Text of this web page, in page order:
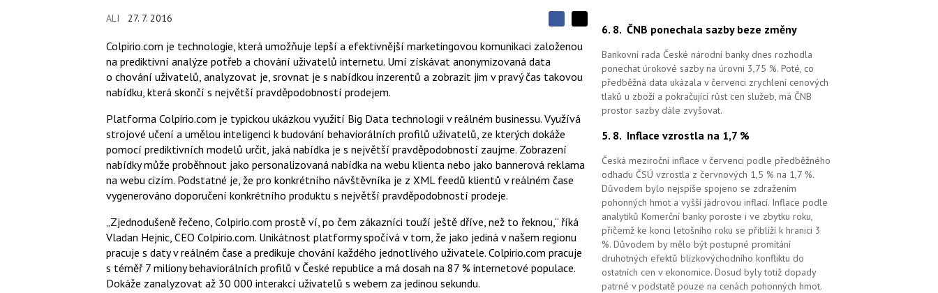
ALI 27. 7. 2016
S
d
í
l
t
S
í
j
a
F
c
e
b
o
u
í
j
n
a
i
Colpirio.com je technologie, která umožňuje lepší a efektivnější marketingovou komunikaci založenou
na prediktivní analýze potřeb a chování uživatelů internetu. Umí získávat anonymizovaná data
o chování uživatelů, analyzovat je, srovnat je s nabídkou inzerentů a zobrazit jim v pravý čas takovou
nabídku, která skončí s největší pravděpodobností prodejem.
Platforma Colpirio.com je typickou ukázkou využití Big Data technologii v reálném businessu. Využívá
strojové učení a umělou inteligenci k budování behaviorálních profilů uživatelů, ze kterých dokáže
pomocí prediktivních modelů určit, jaká nabídka je s největší pravděpodobností zaujme. Zobrazení
nabídky může proběhnout jako personalizovaná nabídka na webu klienta nebo jako bannerová reklama
na webu cizím. Podstatné je, že pro konkrétního návštěvníka je z XML feedů klientů v reálném čase
vygenerováno doporučení konkrétního produktu s největší pravděpodobností prodeje.
„Zjednodušeně řečeno, Colpirio.com prostě ví, po čem zákazníci touží ještě dříve, než to řeknou,“ říká
Vladan Hejnic, CEO Colpirio.com. Unikátnost platformy spočívá v tom, že jako jediná v našem regionu
pracuje s daty v reálném čase a predikuje chování každého jednotlivého uživatele. Colpirio.com pracuje
s téměř 7 miliony behaviorálních profilů v České republice a má dosah na 87 % internetové populace.
Dokáže zanalyzovat až 30 000 interakcí uživatelů s webem za jedinou sekundu.
6. 8. ČNB ponechala sazby beze změny
Bankovní rada České národní banky dnes rozhodla
ponechat úrokové sazby na úrovni 3,75 %. Poté, co
předběžná data ukázala v červenci zrychlení cenových
tlaků u zboží a pokračující růst cen služeb, má ČNB
prostor sazby dále zvyšovat.
5. 8. Inflace vzrostla na 1,7 %
Česká meziroční inflace v červenci podle předběžného
odhadu ČSÚ vzrostla z červnových 1,5 % na 1,7 %.
Důvodem bylo nejspíše spojeno se zdražením
pohonných hmot a vyšší jádrovou inflací. Inflace podle
analytiků Komerční banky poroste i ve zbytku roku,
přičemž ke konci letošního roku se přiblíží k hranici 3
%. Důvodem by mělo být postupné promítání
druhotných efektů blízkovýchodního konfliktu do
ostatních cen v ekonomice. Dosud byly totiž dopady
patrné v podstatě pouze na cenách pohonných hmot.